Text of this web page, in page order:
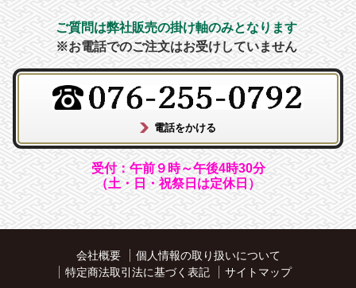
ご質問は弊社販売の掛け軸のみとなります
※お電話でのご注文はお受けしていません
受付：午前９時～午後4時30分
（土・日・祝祭日は定休日）
会社概要
個人情報の取り扱いについて
特定商法取引法に基づく表記
サイトマップ